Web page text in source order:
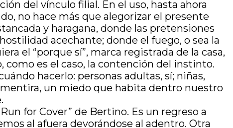
del vínculo filial. En el uso, hasta ahora
no hace más que alegorizar el presente
y haragana, donde las pretensiones
acechante; donde el fuego, o sea la
el “porque sí”, marca registrada de la casa,
es el caso, la contención del instinto.
hacerlo: personas adultas, sí; niñas,
un miedo que habita dentro nuestro
for Cover” de Bertino. Es un regreso a
al afuera devorándose al adentro. Otra